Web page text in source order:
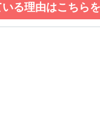
る理由はこちら